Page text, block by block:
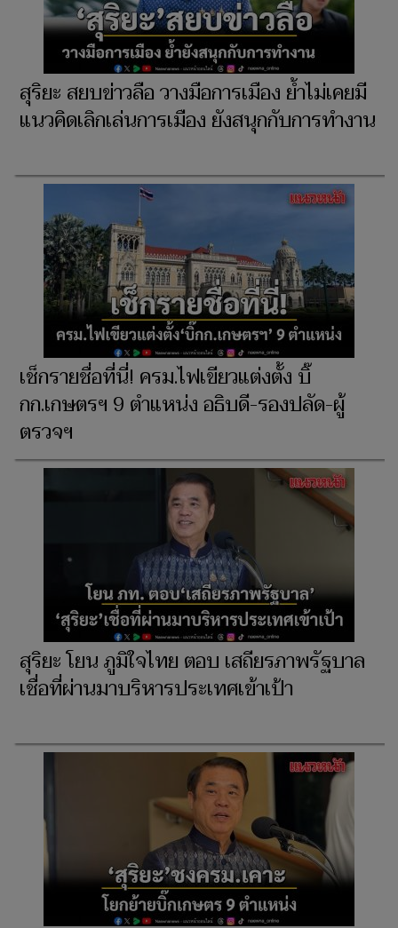
สุริยะ สยบข่าวลือ วางมือการเมือง ย้ำไม่เคยมี
แนวคิดเลิกเล่นการเมือง ยังสนุกกับการทำงาน
เช็กรายชื่อที่นี่! ครม.ไฟเขียวแต่งตั้ง บิ๊
กก.เกษตรฯ 9 ตำแหน่ง อธิบดี-รองปลัด-ผู้
ตรวจฯ
สุริยะ โยน ภูมิใจไทย ตอบ เสถียรภาพรัฐบาล
เชื่อที่ผ่านมาบริหารประเทศเข้าเป้า